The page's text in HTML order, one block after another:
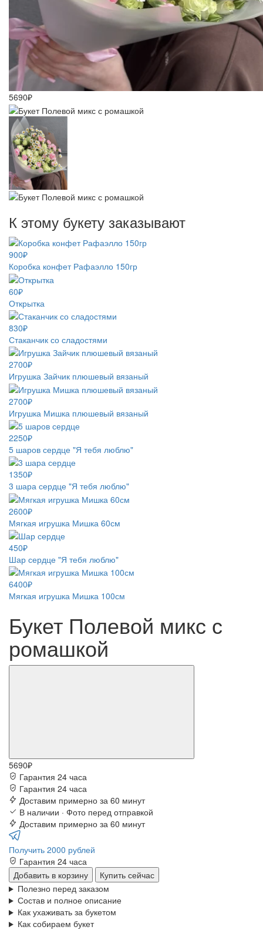
5690₽
К этому букету заказывают
900₽
Коробка конфет Рафаэлло 150гр
60₽
Открытка
830₽
Стаканчик со сладостями
2700₽
Игрушка Зайчик плюшевый вязаный
2700₽
Игрушка Мишка плюшевый вязаный
2250₽
5 шаров сердце "Я тебя люблю"
1350₽
3 шара сердце "Я тебя люблю"
2600₽
Мягкая игрушка Мишка 60см
450₽
Шар сердце "Я тебя люблю"
6400₽
Мягкая игрушка Мишка 100см
Букет Полевой микс с
ромашкой
5690₽
Гарантия 24 часа
Гарантия 24 часа
Доставим примерно за 60 минут
В наличии · Фото перед отправкой
Доставим примерно за 60 минут
Получить 2000 рублей
Гарантия 24 часа
Добавить в корзину
Купить сейчас
Полезно перед заказом
Состав и полное описание
Как ухаживать за букетом
Как собираем букет